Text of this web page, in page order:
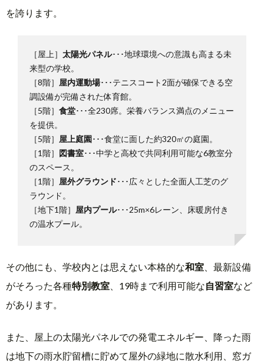
を誇ります。
［屋上］ 太陽光パネル･･･地球環境への意識も高まる未
来型の学校。
［8階］ 屋内運動場･･･テニスコート2面が確保できる空
調設備が完備された体育館。
［5階］ 食堂･･･全230席。栄養バランス満点のメニュー
を提供。
［5階］ 屋上庭園･･･食堂に面した約320㎡の庭園。
［1階］ 図書室･･･中学と高校で共同利用可能な6教室分
のスペース。
［1階］ 屋外グラウンド･･･広々とした全面人工芝のグ
ラウンド。
［地下1階］ 屋内プール･･･25m×6レーン、床暖房付き
の温水プール。
その他にも、学校内とは思えない本格的な和室 、最新設備
がそろった各種特別教室 、19時まで利用可能な自習室など
があります。
また、屋上の太陽光パネルでの発電エネルギー、降った雨
は地下の雨水貯留槽に貯めて屋外の緑地に散水利用、窓ガ